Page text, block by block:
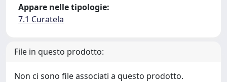
Appare nelle tipologie:
7.1 Curatela
File in questo prodotto:
Non ci sono file associati a questo prodotto.